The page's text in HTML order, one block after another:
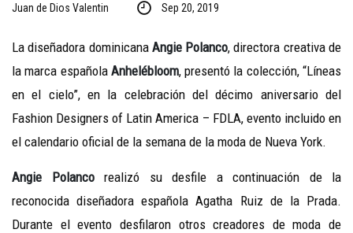
Juan de Dios Valentin Sep 20, 2019
La diseñadora dominicana Angie Polanco, directora creativa de
la marca española Anhelébloom, presentó la colección, “Líneas
en el cielo”, en la celebración del décimo aniversario del
Fashion Designers of Latin America – FDLA, evento incluido en
el calendario oficial de la semana de la moda de Nueva York.
Angie Polanco realizó su desfile a continuación de la
reconocida diseñadora española Agatha Ruiz de la Prada.
Durante el evento desfilaron otros creadores de moda de